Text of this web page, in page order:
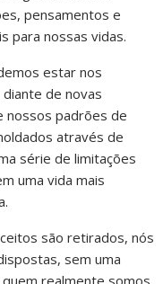
pensamentos e
para nossas vidas.
estar nos
de novas
nossos padrões de
através de
série de limitações
uma vida mais
são retirados, nós
sem uma